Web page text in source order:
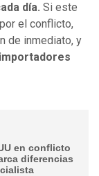
día. Si este
el conflicto,
de inmediato, y
en conflicto
diferencias